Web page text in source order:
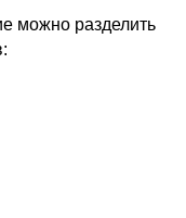
можно разделить